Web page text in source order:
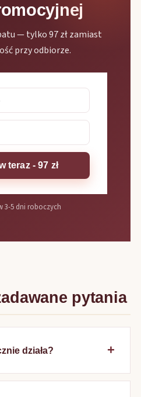
— tylko 97 zł zamiast
przy odbiorze.
teraz - 97 zł
3-5 dni roboczych
pytania
działa?